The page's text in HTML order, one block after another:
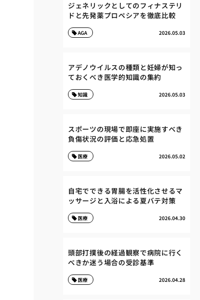
ジェネリックとしてのフィナステリ
ドと先発薬プロペシアを徹底比較
2026.05.03
AGA
アデノウイルスの種類と妊婦が知っ
ておくべき医学的知識の集約
2026.05.03
知識
スポーツの現場で即座に実施すべき
負傷状況の評価と応急処置
2026.05.02
医療
自宅でできる胃腸を活性化させるマ
ッサージと入浴による夏バテ対策
2026.04.30
医療
頭部打撲後の経過観察で病院に行く
べきか迷う場合の受診基準
2026.04.28
医療